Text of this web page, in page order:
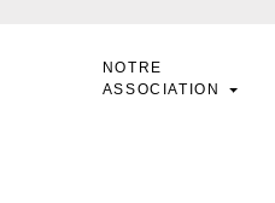
NOTRE
ASSOCIATION